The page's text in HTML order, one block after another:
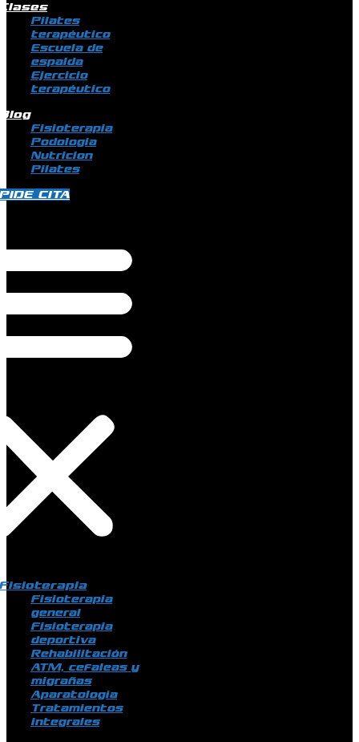
Pilates
terapéutico
Escuela de
espalda
Ejercicio
terapéutico
Fisioterapia
Podologia
Nutricion
Pilates
CITA
Fisioterapia
general
Fisioterapia
deportiva
Rehabilitación
ATM, cefaleas y
migrañas
Aparatología
Tratamientos
integrales